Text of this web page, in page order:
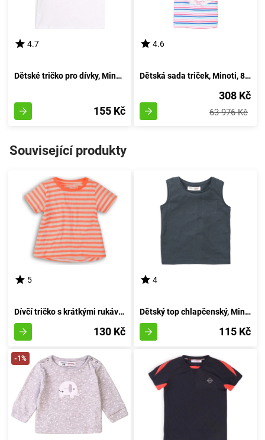
4.7
Dětské tričko pro dívky, Minoti, Paradise 5, bílé - velikost 86/92 | 18-24 měsíců
155 Kč
4.6
Dětská sada triček, Minoti, 8G NICKS 21, pro holčičku - velikost 92/98 | vhodné pro věk 2-3 let
308 Kč
63 976 Kč
Související produkty
5
Dívčí tričko s krátkými rukávy, od značky Minoti, model 2SLUBT18, v odstínu oranžové, velikost 152/158 | pro věk 12/13 let
130 Kč
4
Dětský top chlapčenský, Minoti, 1VEST 5, šedý - velikost 152/158 | pro věk 12/13 let
115 Kč
-1%